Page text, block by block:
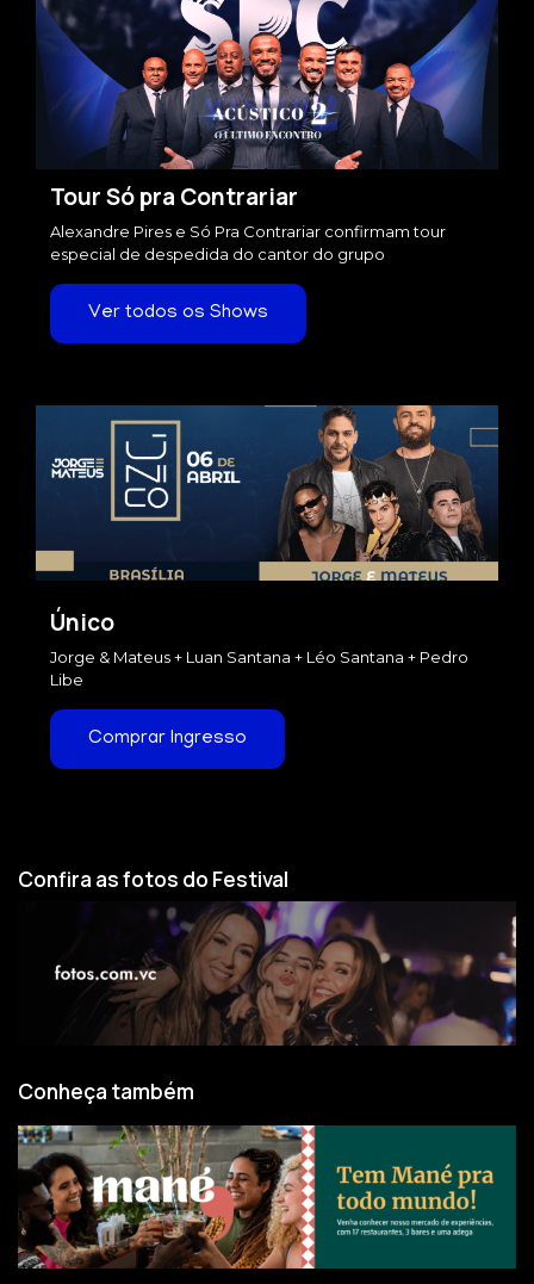
Tour Só pra Contrariar
Alexandre Pires e Só Pra Contrariar confirmam tour
especial de despedida do cantor do grupo
Ver todos os Shows
Único
Jorge & Mateus + Luan Santana + Léo Santana + Pedro
Libe
Comprar Ingresso
Confira as fotos do Festival
Conheça também